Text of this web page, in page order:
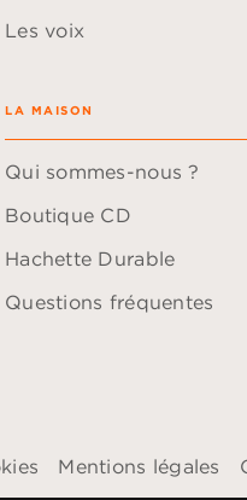
Les voix
LA MAISON
Qui sommes-nous ?
Boutique CD
Hachette Durable
Questions fréquentes
Mentions légales